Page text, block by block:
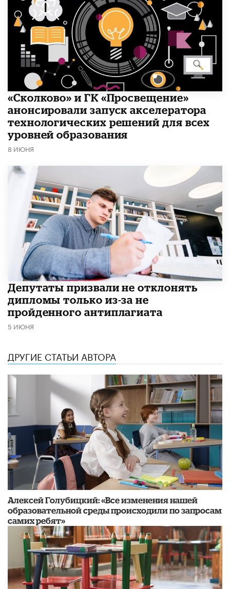
«Сколково» и ГК «Просвещение»
анонсировали запуск акселератора
технологических решений для всех
уровней образования
8 ИЮНЯ
Депутаты призвали не отклонять
дипломы только из-за не
пройденного антиплагиата
5 ИЮНЯ
ДРУГИЕ СТАТЬИ АВТОРА
​Алексей Голубицкий: «Все изменения нашей
образовательной среды происходили по запросам
самих ребят»